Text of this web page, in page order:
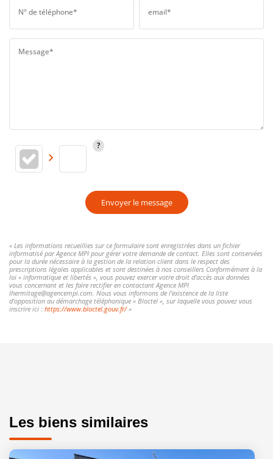
N° de téléphone* email*
Message*
Envoyer le message
« Les informations recueillies sur ce formulaire sont enregistrées dans un fichier
informatisé par Agence MPI pour gérer votre demande de contact. Elles sont conservées
pour la durée nécessaire à la gestion de la relation client dans le respect des
prescriptions légales applicables et sont destinées à nos conseillers Conformément à la
loi « informatique et libertés », vous pouvez exercer votre droit d'accès aux données
vous concernant et les faire rectifier en contactant Agence MPI
lhermitage@agencempi.com. Nous vous informons de l'existence de la liste
d'opposition au démarchage téléphonique « Bloctel », sur laquelle vous pouvez vous
inscrire ici : https://www.bloctel.gouv.fr/»
Les biens similaires